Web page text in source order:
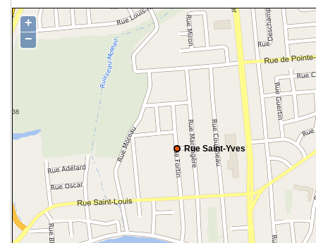
Rue Saint-Yves
+
−